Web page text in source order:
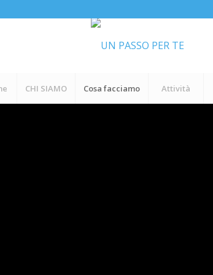
CHI SIAMO Cosa facciamo Attività